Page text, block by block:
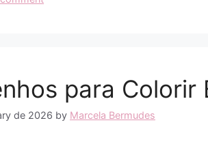
para Colorir
de 2026 by Marcela Bermudes